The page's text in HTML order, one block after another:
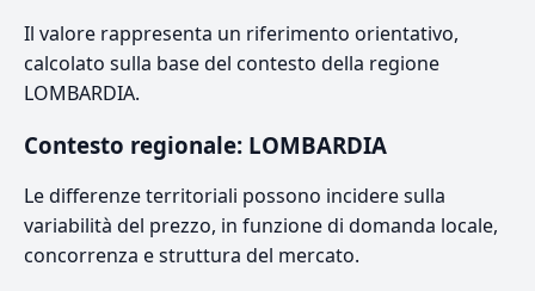
Il valore rappresenta un riferimento orientativo,
calcolato sulla base del contesto della regione
LOMBARDIA.
Contesto regionale: LOMBARDIA
Le differenze territoriali possono incidere sulla
variabilità del prezzo, in funzione di domanda locale,
concorrenza e struttura del mercato.